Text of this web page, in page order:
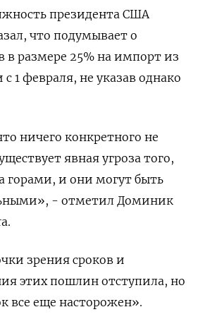
президента США
что подумывает о
в размере 25% на импорт из
1 февраля, не указав однако
ничего конкретного не
явная угроза того,
горами, и они могут быть
- отметил Доминик
зрения сроков и
этих пошлин отступила, но
все еще насторожен».